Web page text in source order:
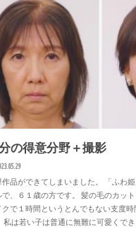
の得意分野＋撮影
作品ができてしまいました。 「ふわ
で、６１歳の方です。 髪の毛のカッ
クで１時間というとんでもない支度
私は若い子は普通に無難に可愛くでき